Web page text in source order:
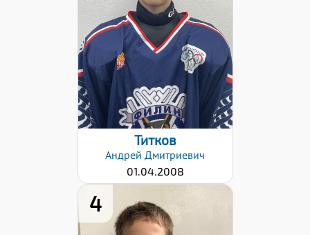
Дата заявки:
27.10.2022
Титков
Андрей Дмитриевич
01.04.2008
4